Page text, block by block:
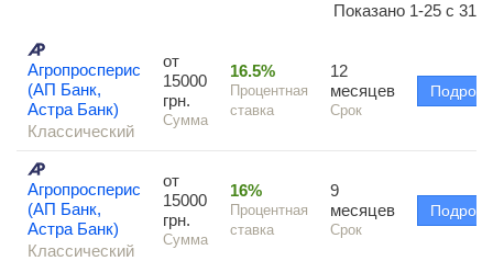
Показано 1-25 с 31
Агропросперис
(АП Банк,
Астра Банк)
Классический
от
15000
грн.
Сумма
16.5%
Процентная
ставка
12
месяцев
Срок
Агропросперис
(АП Банк,
Астра Банк)
Классический
от
15000
грн.
Сумма
16%
Процентная
ставка
9
месяцев
Срок